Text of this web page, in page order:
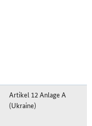
Artikel 12 Anlage A
(Ukraine)